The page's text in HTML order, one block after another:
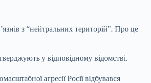
з “нейтральних територій”. Про це
у відповідному відомстві.
агресії Росії відбувався